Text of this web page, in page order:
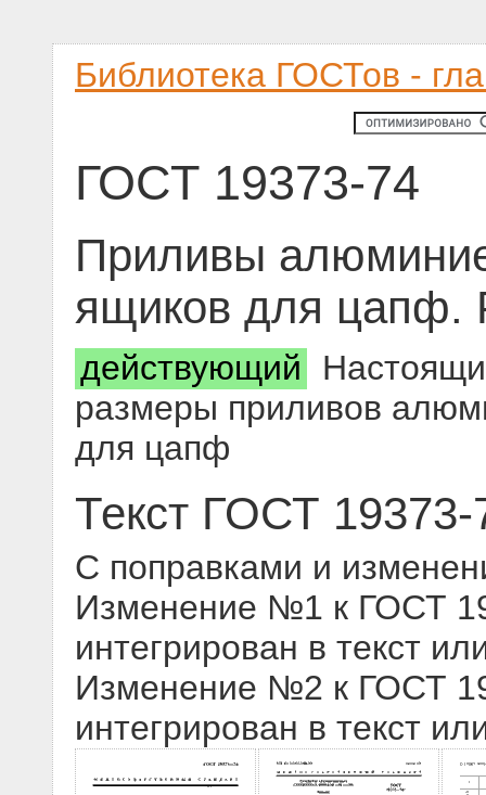
Библиотека ГОСТов -
ГОСТ 19373-74
Приливы
ящиков для цапф.
действующий
размеры приливов
для цапф
Текст ГОСТ 19373-
С поправками и
Изменение №1 к ГОСТ
интегрирован в текст
Изменение №2 к ГОСТ
интегрирован в текст